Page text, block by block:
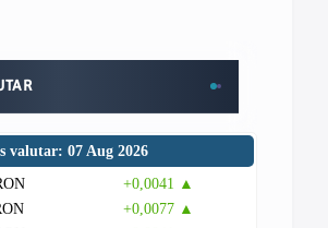
valutar: 07 Aug 2026
+0,0041 ▲
+0,0077 ▲